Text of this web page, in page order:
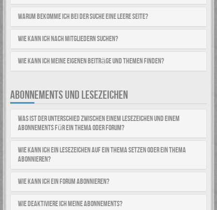
Warum bekomme ich bei der Suche eine leere Seite?
Wie kann ich nach Mitgliedern suchen?
Wie kann ich meine eigenen Beiträge und Themen finden?
ABONNEMENTS UND LESEZEICHEN
Was ist der Unterschied zwischen einem Lesezeichen und einem
Abonnements für ein Thema oder Forum?
Wie kann ich ein Lesezeichen auf ein Thema setzen oder ein Thema
abonnieren?
Wie kann ich ein Forum abonnieren?
Wie deaktiviere ich meine Abonnements?